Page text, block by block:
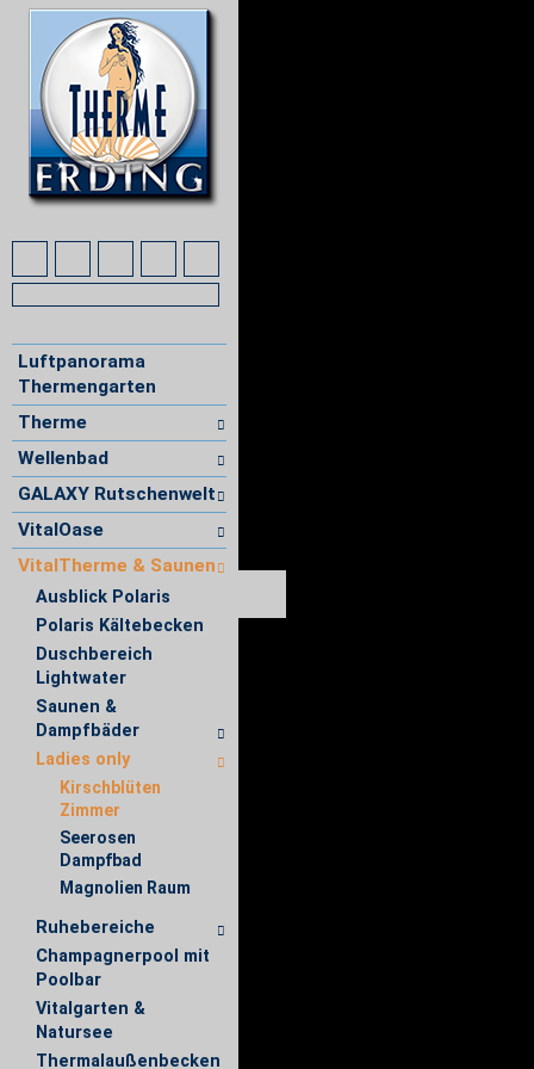
Luftpanorama
Thermengarten
Therme
Wellenbad
GALAXY Rutschenwelt
VitalOase
VitalTherme & Saunen
Ausblick Polaris
Polaris Kältebecken
Duschbereich
Lightwater
Saunen &
Dampfbäder
Ladies only
Kirschblüten
Zimmer
Seerosen
Dampfbad
Magnolien Raum
Ruhebereiche
Champagnerpool mit
Poolbar
Vitalgarten &
Natursee
Thermalaußenbecken